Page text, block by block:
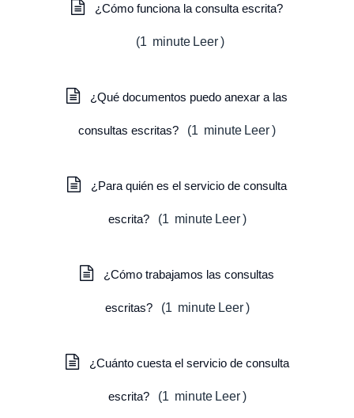
¿Cómo funciona la consulta escrita?
(1 minute Leer )
¿Qué documentos puedo anexar a las
consultas escritas? (1 minute Leer)
¿Para quién es el servicio de consulta
escrita? (1 minute Leer )
¿Cómo trabajamos las consultas
escritas? (1 minute Leer )
¿Cuánto cuesta el servicio de consulta
escrita? (1 minute Leer )